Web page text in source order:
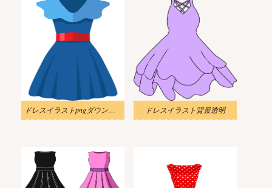
ドレスイラストpngダウンロード ドレスイラスト背景透明